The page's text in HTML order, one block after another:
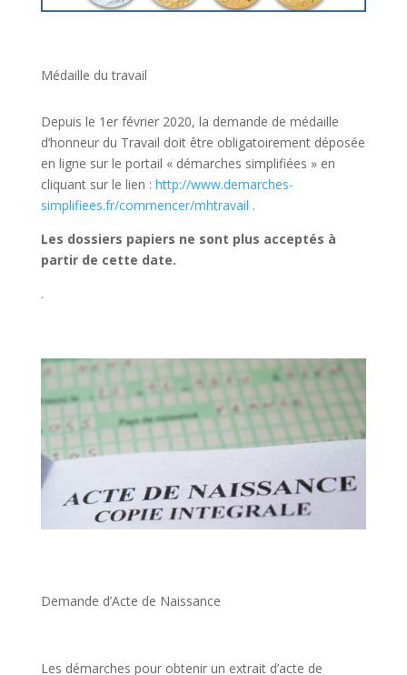
Médaille du travail
Depuis le 1er février 2020, la demande de médaille
d’honneur du Travail doit être obligatoirement déposée
en ligne sur le portail « démarches simplifiées » en
cliquant sur le lien : http://www.demarches-
simplifiees.fr/commencer/mhtravail .
Les dossiers papiers ne sont plus acceptés à
partir de cette date.
.
Demande d’Acte de Naissance
Les démarches pour obtenir un extrait d’acte de